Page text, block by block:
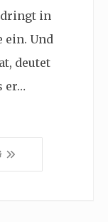
dringt in
ein. Und
deutet
er…